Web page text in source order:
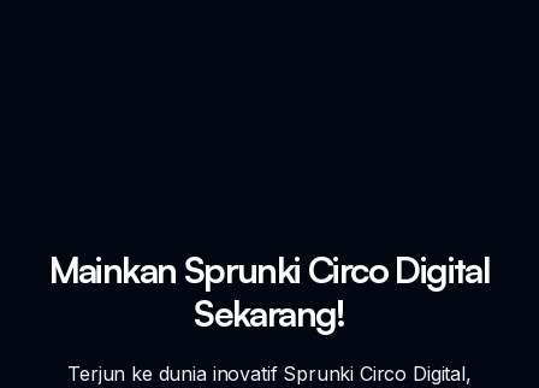
Mainkan Sprunki Circo Digital
Sekarang!
Terjun ke dunia inovatif Sprunki Circo Digital,